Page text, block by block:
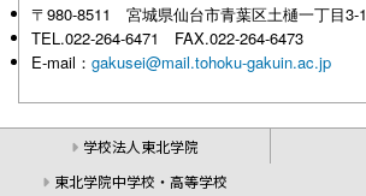
〒980-8511 宮城県仙台市青葉区土樋一丁目3-1
TEL.022-264-6471 FAX.022-264-6473
E-mail： gakusei@mail.tohoku-gakuin.ac.jp
学校法人東北学院
東北学院中学校・高等学校